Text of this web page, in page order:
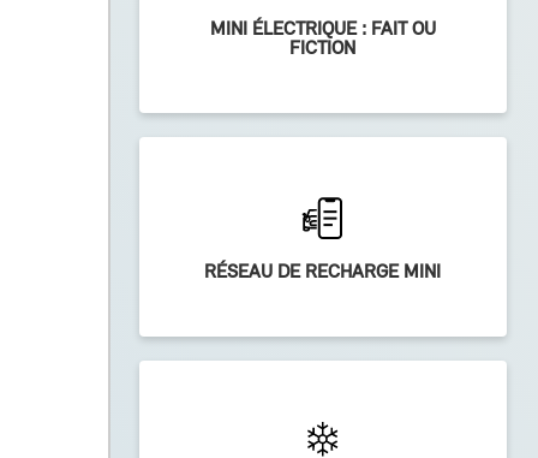
MINI ÉLECTRIQUE : FAIT OU
FICTION
RÉSEAU DE RECHARGE MINI